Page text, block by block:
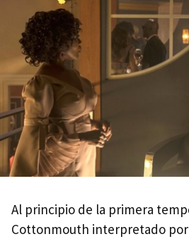
Al principio de la primera
Cottonmouth interpretado por